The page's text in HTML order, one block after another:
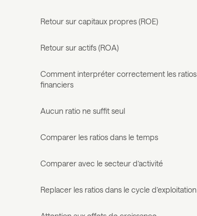
Retour sur capitaux propres (ROE)
Retour sur actifs (ROA)
Comment interpréter correctement les ratios
financiers
Aucun ratio ne suffit seul
Comparer les ratios dans le temps
Comparer avec le secteur d’activité
Replacer les ratios dans le cycle d’exploitation